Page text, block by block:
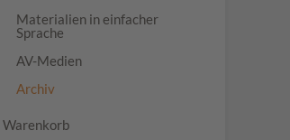
Materialien in einfacher
Sprache
AV-Medien
Archiv
Warenkorb